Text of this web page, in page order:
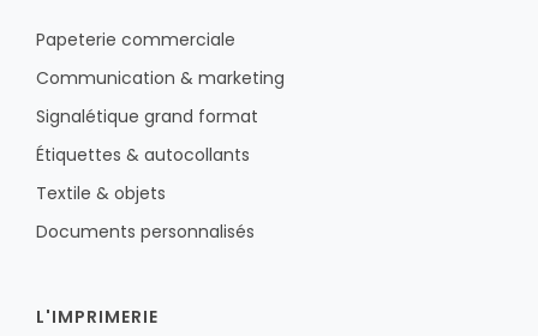
Papeterie commerciale
Communication & marketing
Signalétique grand format
Étiquettes & autocollants
Textile & objets
Documents personnalisés
L'IMPRIMERIE